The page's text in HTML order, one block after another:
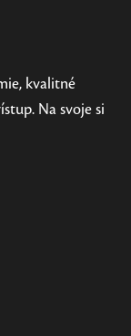
kvalitné
Na svoje si